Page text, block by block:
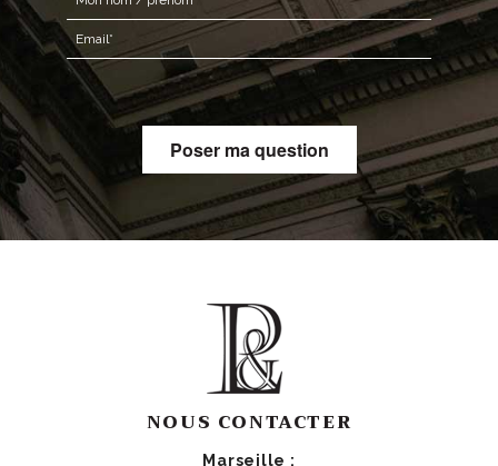
NOUS CONTACTER
Marseille :